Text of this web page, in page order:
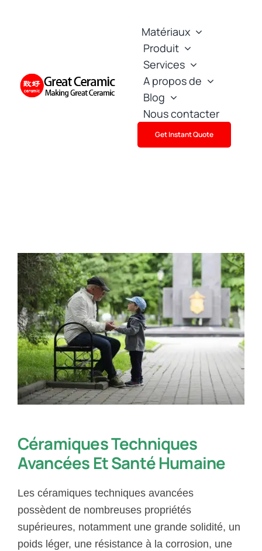
Matériaux
Produit
Services
A propos de
Blog
Nous contacter
Get Instant Quote
Céramiques Techniques
Avancées Et Santé Humaine
Les céramiques techniques avancées
possèdent de nombreuses propriétés
supérieures, notamment une grande solidité, un
poids léger, une résistance à la corrosion, une